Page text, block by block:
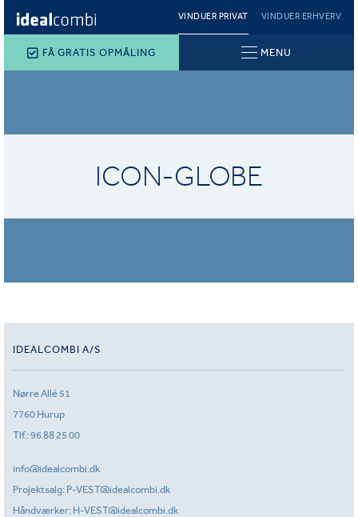
VINDUER PRIVAT VINDUER ERHVERV
FÅ GRATIS OPMÅLING MENU
ICON-GLOBE
IDEALCOMBI A/S
Nørre Allé 51
7760 Hurup
Tlf.:96 88 25 00
info@idealcombi.dk
Projektsalg: P-VEST@idealcombi.dk
Håndværker: H-VEST@idealcombi.dk